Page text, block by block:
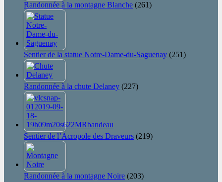
Randonnée à la montagne Blanche (261)
Sentier de la statue Notre-Dame-du-Saguenay (251)
Randonnée à la chute Delaney (227)
Sentier de l’Acropole des Draveurs (219)
Randonnée à la montagne Noire (203)